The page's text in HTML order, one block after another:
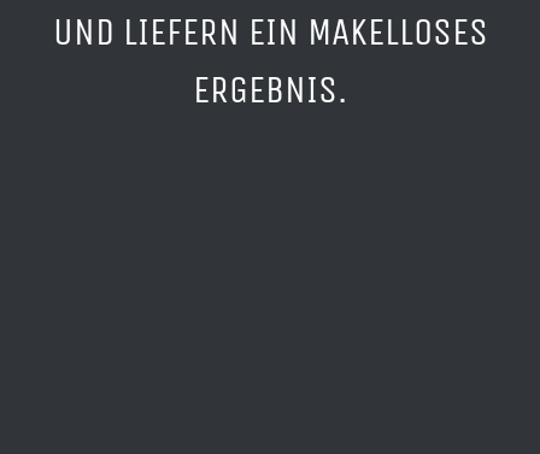
UND LIEFERN EIN MAKELLOSES
ERGEBNIS.